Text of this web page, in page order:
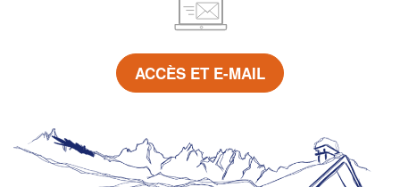
ACCÈS ET E-MAIL